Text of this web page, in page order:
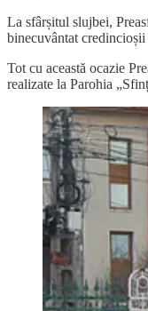
La sfârșitul slujbei,
binecuvântat credincioșii
Tot cu această ocazie
realizate la Parohia